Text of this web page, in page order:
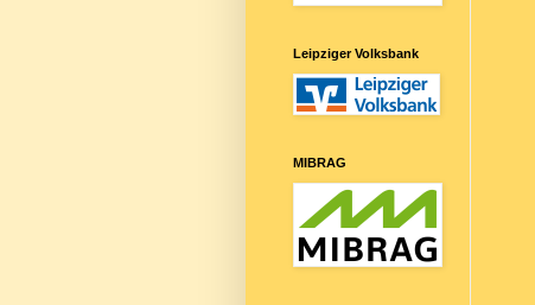
Leipziger Volksbank
MIBRAG